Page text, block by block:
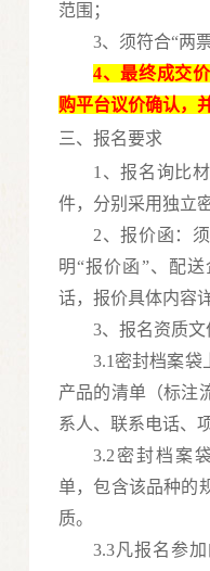
范围；
3、须符合“两
4、最终成交
购平台议价确认，
三、报名要求
1、报名询比
件，分别采用独立
2、报价函：
明“报价函”、配
话，报价具体内容
3、报名资质文
3.1密封档案袋
产品的清单（标注
系人、联系电话、
3.2密封档案
单，包含该品种的
质。
3.3凡报名参